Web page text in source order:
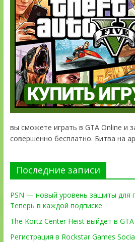
вы сможете играть в GTA Online и
совершенно бесплатно. Битва на
Последние записи
PSN — новый уровень защиты для
Теперь в каждой подписке
The Kortz Center Heist выйдет в
Регистрация в Rockstar Games